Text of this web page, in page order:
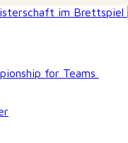
for Teams